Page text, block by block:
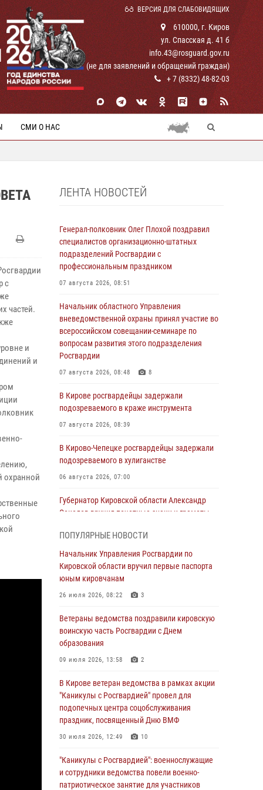
ВЕРСИЯ ДЛЯ СЛАБОВИДЯЩИХ
610000, г. Киров
ул. Спасская д. 41 б
info.43@rosguard.gov.ru
(не для заявлений и обращений граждан)
+ 7 (8332) 48-82-03
СМИ О НАС
с
частей.
и
и
охранной
ЛЕНТА НОВОСТЕЙ
Генерал-полковник Олег Плохой поздравил
специалистов организационно-штатных
подразделений Росгвардии с
профессиональным праздником
07 августа 2026, 08:51
Начальник областного Управления
вневедомственной охраны принял участие во
всероссийском совещании-семинаре по
вопросам развития этого подразделения
Росгвардии
07 августа 2026, 08:48 8
В Кирове росгвардейцы задержали
подозреваемого в краже инструмента
07 августа 2026, 08:39
В Кирово-Чепецке росгвардейцы задержали
подозреваемого в хулиганстве
06 августа 2026, 07:00
Губернатор Кировской области Александр
Соколов вручил почетные знаки и грамоты
В Кирове росгвардейцы задержали
подозреваемую в сбыте поддельной купюры
04 августа 2026, 09:30
В Кирове росгвардейцы задержали
подозреваемого в грабеже
03 августа 2026, 09:01
ведомства приняли участие в митинге в
честь Дня воздушно-десантных войск
03 августа 2026, 08:45 8
В Кирове росгвардейцы задержали
02 августа 2026, 07:00
1 августа – День дежурной службы войск
ПОПУЛЯРНЫЕ НОВОСТИ
Начальник Управления Росгвардии по
Кировской области вручил первые паспорта
юным кировчанам
26 июля 2026, 08:22 3
Ветераны ведомства поздравили кировскую
воинскую часть Росгвардии с Днем
образования
09 июля 2026, 13:58 2
В Кирове ветеран ведомства в рамках акции
"Каникулы с Росгвардией" провел для
подопечных центра соцобслуживания
праздник, посвященный Дню ВМФ
30 июля 2026, 12:49 10
"Каникулы с Росгвардией": военнослужащие
и сотрудники ведомства повели военно-
патриотическое занятие для участников